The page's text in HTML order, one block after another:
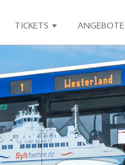
TICKETS ANGEBOTE